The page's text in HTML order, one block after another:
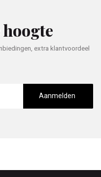
extra klantvoordeel
Aanmelden